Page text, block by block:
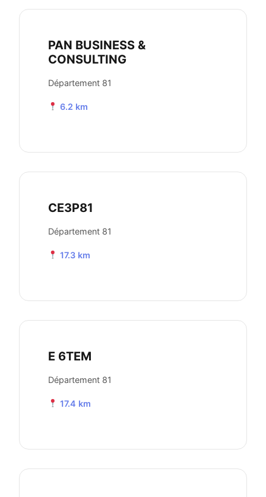
PAN BUSINESS &
CONSULTING
Département 81
6.2 km
CE3P81
Département 81
17.3 km
E 6TEM
Département 81
17.4 km